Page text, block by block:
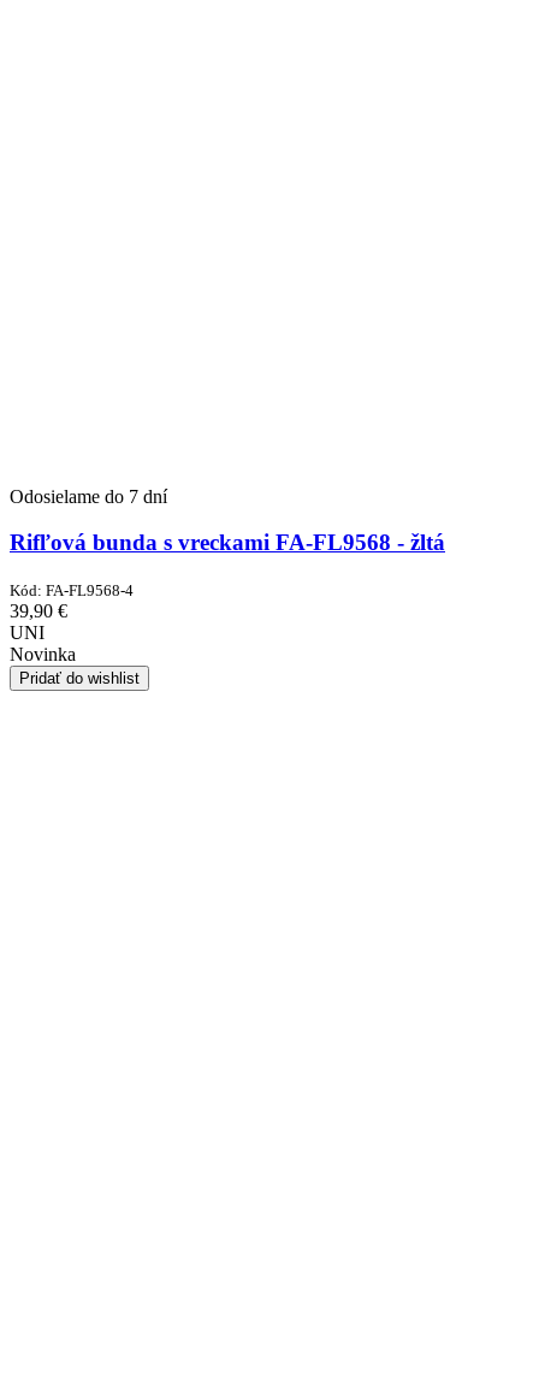
Odosielame do 7 dní
Rifľová bunda s vreckami FA-FL9568 - žltá
Kód: FA-FL9568-4
39,90 €
UNI
Novinka
Pridať do wishlist